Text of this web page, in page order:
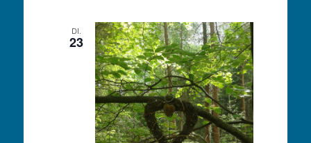
DI.
23